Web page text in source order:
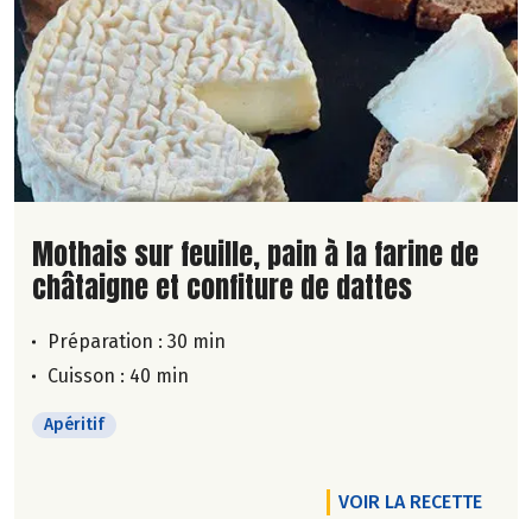
Lire la suite de la recette
Mothais sur feuille, pain à la farine de
châtaigne et confiture de dattes
Préparation : 30 min
Cuisson : 40 min
Apéritif
VOIR LA RECETTE